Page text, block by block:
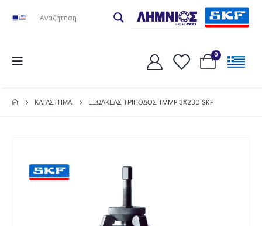
0
ΚΑΤΆΣΤΗΜΑ ΕΞΩΛΚΕΑΣ ΤΡΙΠΟΔΟΣ TMMP 3X230 SKF